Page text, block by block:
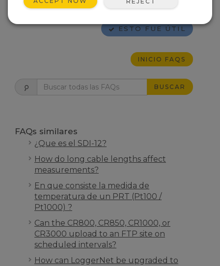
programadas.
ESTO FUE ÚTIL
INICIO FAQS
BUSCAR
FAQs similares
¿Que es el SDI-12?
How do long cable lengths affect
measurements?
En que consiste la medida de
temperatura de un PRT (Pt100 /
Pt1000) ?
Can the CR800, CR850, CR1000, or
CR3000 upload to an FTP site on
scheduled intervals?
How can LoggerNet be upgraded to